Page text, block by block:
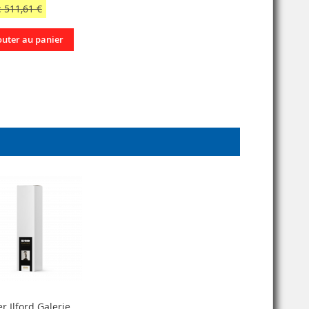
511,61 €
au panier